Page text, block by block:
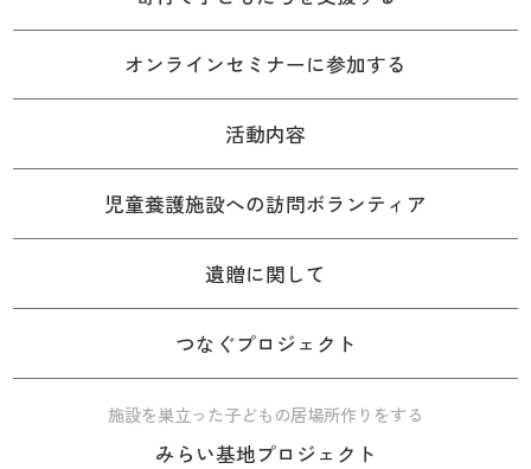
オンラインセミナーに参加する
活動内容
児童養護施設への訪問ボランティア
遺贈に関して
つなぐプロジェクト
施設を巣立った子どもの居場所作りをする
みらい基地プロジェクト